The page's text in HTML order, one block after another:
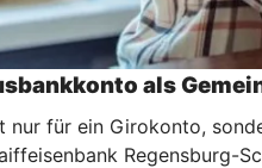
als
für ein Girokonto,